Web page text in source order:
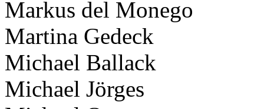
Markus del Monego
Martina Gedeck
Michael Ballack
Michael Jörges